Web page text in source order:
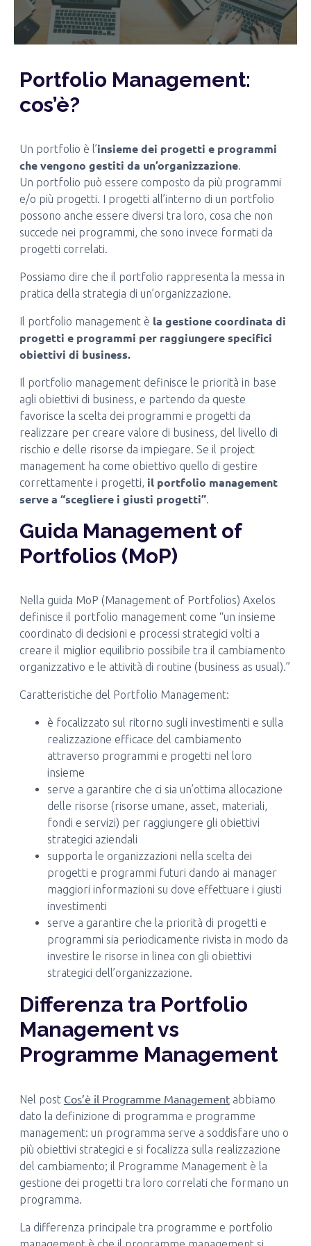
Portfolio Management:
cos’è?
Un portfolio è l’insieme dei progetti e programmi
che vengono gestiti da un’organizzazione.
Un portfolio può essere composto da più programmi
e/o più progetti. I progetti all’interno di un portfolio
possono anche essere diversi tra loro, cosa che non
succede nei programmi, che sono invece formati da
progetti correlati.
Possiamo dire che il portfolio rappresenta la messa in
pratica della strategia di un’organizzazione.
Il portfolio management è la gestione coordinata di
progetti e programmi per raggiungere specifici
obiettivi di business.
Il portfolio management definisce le priorità in base
agli obiettivi di business, e partendo da queste
favorisce la scelta dei programmi e progetti da
realizzare per creare valore di business, del livello di
rischio e delle risorse da impiegare. Se il project
management ha come obiettivo quello di gestire
correttamente i progetti, il portfolio management
serve a “scegliere i giusti progetti”.
Guida Management of
Portfolios (MoP)
Nella guida MoP (Management of Portfolios) Axelos
definisce il portfolio management come “un insieme
coordinato di decisioni e processi strategici volti a
creare il miglior equilibrio possibile tra il cambiamento
organizzativo e le attività di routine (business as usual).”
Caratteristiche del Portfolio Management:
è focalizzato sul ritorno sugli investimenti e sulla
realizzazione efficace del cambiamento
attraverso programmi e progetti nel loro
insieme
serve a garantire che ci sia un’ottima allocazione
delle risorse (risorse umane, asset, materiali,
fondi e servizi) per raggiungere gli obiettivi
strategici aziendali
supporta le organizzazioni nella scelta dei
progetti e programmi futuri dando ai manager
maggiori informazioni su dove effettuare i giusti
investimenti
serve a garantire che la priorità di progetti e
programmi sia periodicamente rivista in modo da
investire le risorse in linea con gli obiettivi
strategici dell’organizzazione.
Differenza tra Portfolio
Management vs
Programme Management
Nel post Cos’è il Programme Managementabbiamo
dato la definizione di programma e programme
management: un programma serve a soddisfare uno o
più obiettivi strategici e si focalizza sulla realizzazione
del cambiamento; il Programme Management è la
gestione dei progetti tra loro correlati che formano un
programma.
La differenza principale tra programme e portfolio